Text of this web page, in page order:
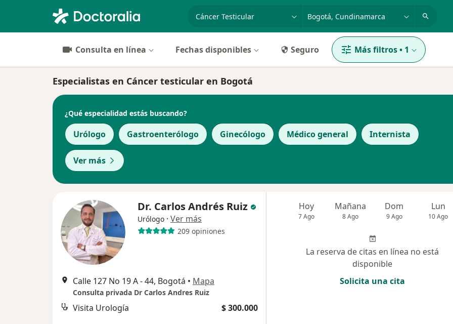
especialidad, enfermedad o nombre
p. ej. Bogotá
Consulta en línea Fechas disponibles Seguro Más filtros• 1
Especialistas en Cáncer testicular en Bogotá
¿Qué especialidad estás buscando?
Urólogo Gastroenterólogo Ginecólogo Médico general Internista
Ver más
Dr. Carlos Andrés Ruiz
Urólogo · Ver más
209 opiniones
Calle 127 No 19 A - 44, Bogotá • Mapa
Consulta privada Dr Carlos Andres Ruiz
Visita Urología $ 300.000
Hoy
7 Ago
Mañana
8 Ago
Dom
9 Ago
Lun
10 Ago
La reserva de citas en línea no está
disponible
Solicita una cita